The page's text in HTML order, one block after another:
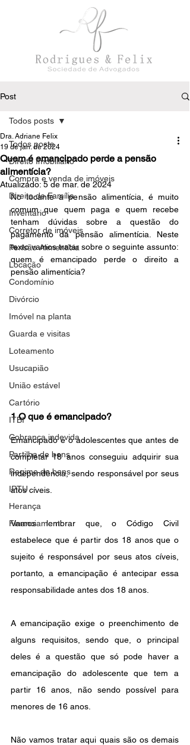
Post
Todos posts
Direito Imobiliário
Compra e venda de imóveis
Direito de Família
Inventário
Corretor de imóveis
Pensão Alimentícia
Locação
Condomínio
Divórcio
Imóvel na planta
Guarda e visitas
Loteamento
Usucapião
União estável
Cartório
ITBI
Cobrança indevida
Partilha de bens
Regime de bens
IPTU
Herança
Financiamento
Todos posts
Quem é emancipado perde a pensão
alimentícia?
Dra. Adriane Felix
19 de jan. de 2024
Atualizado:5 de mar. de 2024
No tocante a pensão alimentícia, é muito
comum que quem paga e quem recebe
tenham dúvidas sobre a questão do
pagamento da pensão alimentícia. Neste
texto vamos tratar sobre o seguinte assunto:
quem é emancipado perde o direito a
pensão alimentícia?
1 O que é emancipado?
Emancipado é o adolescentes que antes de
completar 18 anos conseguiu adquirir sua
independência, sendo responsável por seus
atos cíveis.
Vamos lembrar que, o Código Civil
estabelece que é partir dos 18 anos que o
sujeito é responsável por seus atos cíveis,
portanto, a emancipação é antecipar essa
responsabilidade antes dos 18 anos.
A emancipação exige o preenchimento de
alguns requisitos, sendo que, o principal
deles é a questão que só pode haver a
emancipação do adolescente que tem a
partir 16 anos, não sendo possível para
menores de 16 anos.
Não vamos tratar aqui quais são os demais